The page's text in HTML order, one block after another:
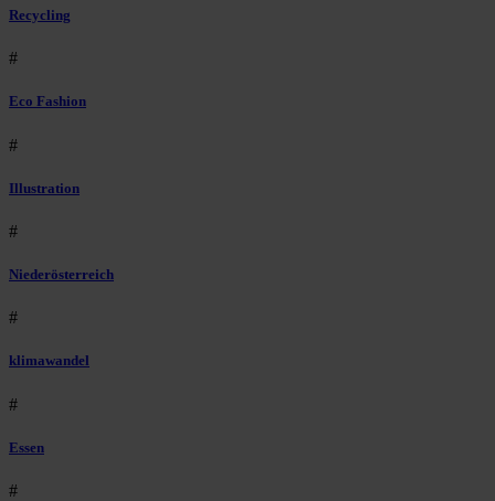
Recycling
#
Eco Fashion
#
Illustration
#
Niederösterreich
#
klimawandel
#
Essen
#